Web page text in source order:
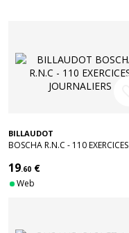
BILLAUDOT
BOSCHA R.N.C - 110 EXERCICES
19.60 €
Web